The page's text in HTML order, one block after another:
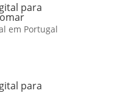
para
em Portugal
para